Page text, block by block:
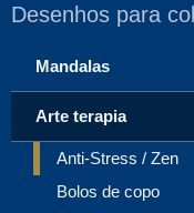
Desenhos para
Mandalas
Arte terapia
Anti-Stress / Zen
Bolos de copo